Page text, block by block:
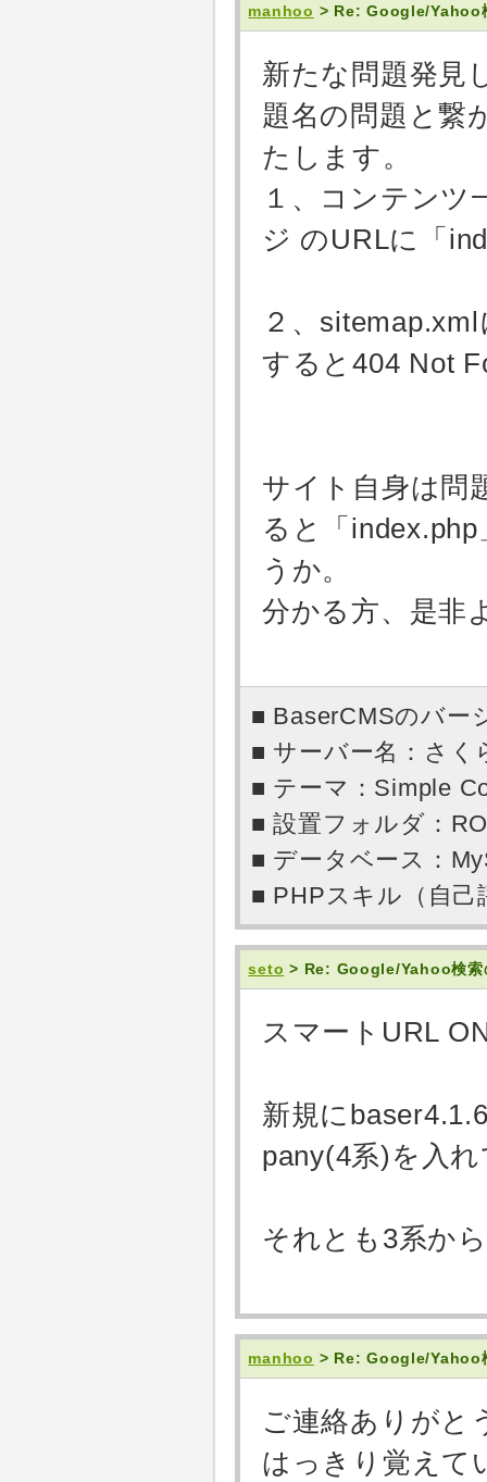
manhoo > Re: Google/Yahoo
新たな問題発見
題名の問題と繋
たします。
１、コンテンツ
ジ のURLに「
２、
すると404 Not
サイト自身は
ると「
うか。
分かる方、是非
■ BaserCMSのバー
■ サーバー名：さく
■ テーマ：Simple
■ 設置フォルダ：
■ データベース：
■ PHPスキル（自己
seto > Re: Google/Yahoo検
スマートURL
新規に
pany(4系)を入
それとも3系か
manhoo > Re: Google/Yahoo
ご連絡ありがと
はっきり覚えて